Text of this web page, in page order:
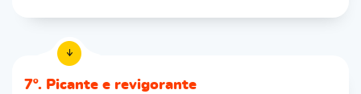
7º. Picante e revigorante